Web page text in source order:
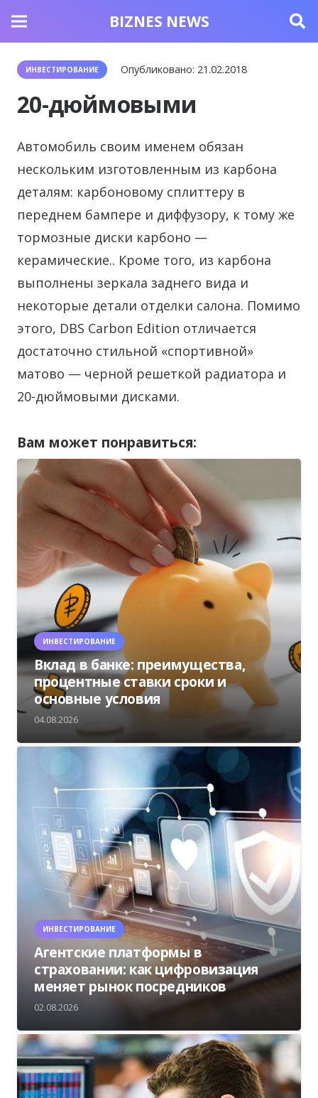
BIZNES NEWS
ИНВЕСТИРОВАНИЕ Опубликовано: 21.02.2018
20-дюймовыми
Автомобиль своим именем обязан
нескольким изготовленным из карбона
деталям: карбоновому сплиттеру в
переднем бампере и диффузору, к тому же
тормозные диски карбоно —
керамические.. Кроме того, из карбона
выполнены зеркала заднего вида и
некоторые детали отделки салона. Помимо
этого, DBS Carbon Edition отличается
достаточно стильной «спортивной»
матово — черной решеткой радиатора и
20-дюймовыми дисками.
Вам может понравиться:
ИНВЕСТИРОВАНИЕ
Вклад в банке: преимущества,
процентные ставки сроки и
основные условия
04.08.2026
ИНВЕСТИРОВАНИЕ
Агентские платформы в
страховании: как цифровизация
меняет рынок посредников
02.08.2026